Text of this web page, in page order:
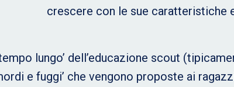
crescere con le sue caratteristiche
lungo’ dell’educazione scout
e fuggi’ che vengono proposte ai